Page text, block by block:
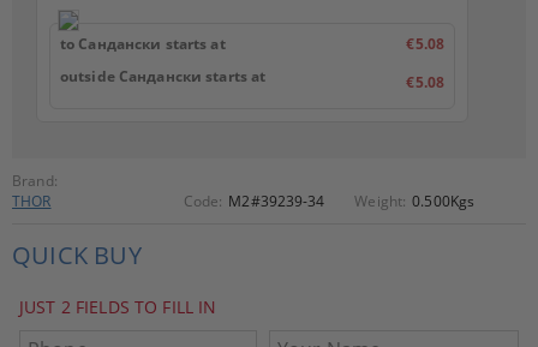
Brand:
THOR
Code: M2#39239-34 Weight: 0.500Kgs
QUICK BUY
JUST 2 FIELDS TO FILL IN
to Сандански starts at
€5.08
outside Сандански starts at
€5.08